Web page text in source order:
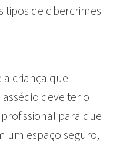
tipos de cibercrimes
criança que
deve ter o
para que
um espaço seguro,